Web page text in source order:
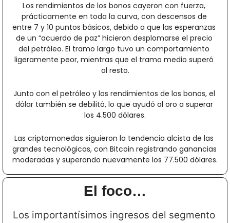
Los rendimientos de los bonos cayeron con fuerza,
prácticamente en toda la curva, con descensos de
entre 7 y 10 puntos básicos, debido a que las esperanzas
de un “acuerdo de paz” hicieron desplomarse el precio
del petróleo. El tramo largo tuvo un comportamiento
ligeramente peor, mientras que el tramo medio superó
al resto.
Junto con el petróleo y los rendimientos de los bonos, el
dólar también se debilitó, lo que ayudó al oro a superar
los 4.500 dólares.
Las criptomonedas siguieron la tendencia alcista de las
grandes tecnológicas, con Bitcoin registrando ganancias
moderadas y superando nuevamente los 77.500 dólares.
El foco…
Los importantísimos ingresos del segmento